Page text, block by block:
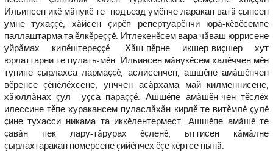
Ильинсен икĕ мăнукĕ те подъезд умĕнче ларакан ватă çынсен
умне тухаççĕ, хăйсен çирĕп репертуарĕнчи юрă-кĕвĕсемпе
паллаштарма та ĕлкĕреççĕ. Итлекенĕсем вара чăваш юррисене
уйрăмах килĕштереççĕ. Хăш-пĕрне икшер-виçшер хут
юрлаттарни те пулать-мĕн. Ильинсен мăнукĕсем халĕччен мĕн
тунипе çырлахса лармаççĕ, аслисенчен, ашшĕпе амăшĕнчен
вĕренсе çĕнĕлĕхсене, унччен асăрхама май килменнисене,
хăюллăнах çул уçса параççĕ. Ашшĕпе амăшĕн-чен тĕслĕх
илессине тĕпе хуракансем пуласлăхăн кирлĕ те витĕмлĕ çулĕ
çине тухасси никама та иккĕлентермест. Ашшĕпе амăшĕ те
çавăн пек лару-тăрурах ĕçленĕ, ыттисен кăмăлне
çырлахтаракан номерсене çийĕнчех ĕçе кĕртсе пынă.